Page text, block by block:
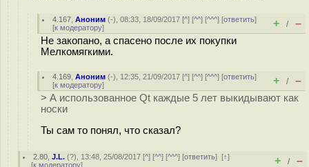
4.167 ,Аноним (-), 08:33, 18/09/2017 [^] [^^] [^^^] [ответить]
[к модератору] + / –
Не закoпано, а спасено после их покупки
Мелкомягкими.
4.169 ,Аноним (-), 12:35, 21/09/2017 [^] [^^] [^^^] [ответить]
[к модератору] + / –
> А использованное Qt каждые 5 лет выкидывают как
носки
Ты сам то понял, что сказал?
2.80 ,J.L. (?), 13:48, 25/08/2017 [^] [^^] [^^^] [ответить][↑]
[к модератору] + / –